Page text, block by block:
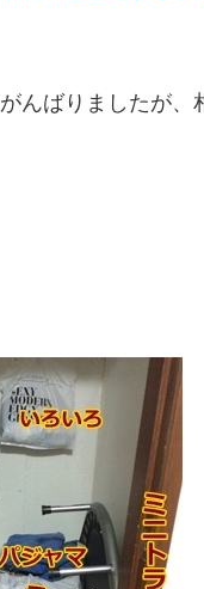
んばりましたが、